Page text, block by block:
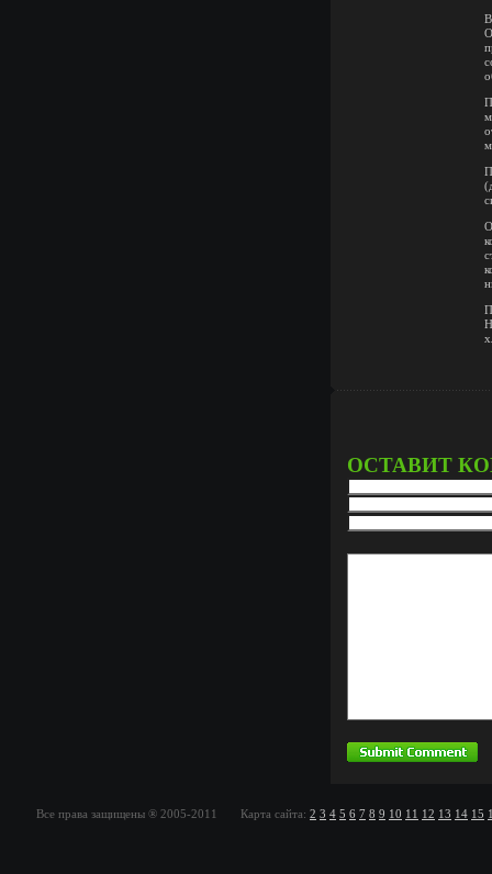
ОСТАВИТ
Все права защищены ® 2005-2011 Карта сайта: 2 3 4 5 6 7 8 9 10 11 12 13 14 15